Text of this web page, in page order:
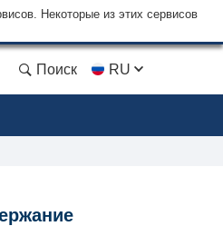
Некоторые из этих сервисов
Поиск RU